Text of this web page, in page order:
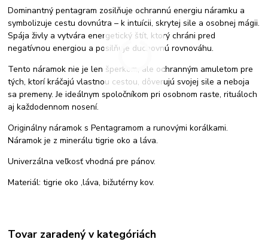
Dominantný pentagram zosilňuje ochrannú energiu náramku a
symbolizuje cestu dovnútra – k intuícii, skrytej sile a osobnej mágii.
Spája živly a vytvára energetický štít, ktorý chráni pred
negatívnou energiou a posilňuje duchovnú rovnováhu.
Tento náramok nie je len šperkom, ale ochranným amuletom pre
tých, ktorí kráčajú vlastnou cestou, dôverujú svojej sile a neboja
sa premeny. Je ideálnym spoločníkom pri osobnom raste, rituáloch
aj každodennom nosení.
Originálny náramok s Pentagramom a runovými korálkami.
Náramok je z minerálu tigrie oko a láva.
Univerzálna veľkosť vhodná pre pánov.
Materiál: tigrie oko ,láva, bižutérny kov.
Tovar zaradený v kategóriách